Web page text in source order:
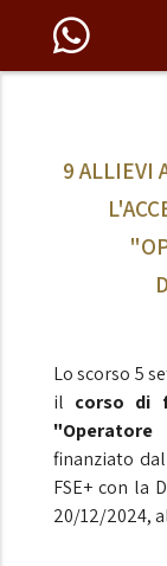
9 ALLIEVI
Lo scorso 5
il corso di
finanziato
FSE+ con la
20/12/2024,